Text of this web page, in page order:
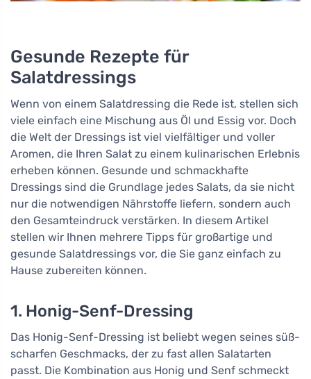
Gesunde Rezepte für
Salatdressings
Wenn von einem Salatdressing die Rede ist, stellen sich
viele einfach eine Mischung aus Öl und Essig vor. Doch
die Welt der Dressings ist viel vielfältiger und voller
Aromen, die Ihren Salat zu einem kulinarischen Erlebnis
erheben können. Gesunde und schmackhafte
Dressings sind die Grundlage jedes Salats, da sie nicht
nur die notwendigen Nährstoffe liefern, sondern auch
den Gesamteindruck verstärken. In diesem Artikel
stellen wir Ihnen mehrere Tipps für großartige und
gesunde Salatdressings vor, die Sie ganz einfach zu
Hause zubereiten können.
1. Honig-Senf-Dressing
Das Honig-Senf-Dressing ist beliebt wegen seines süß-
scharfen Geschmacks, der zu fast allen Salatarten
passt. Die Kombination aus Honig und Senf schmeckt